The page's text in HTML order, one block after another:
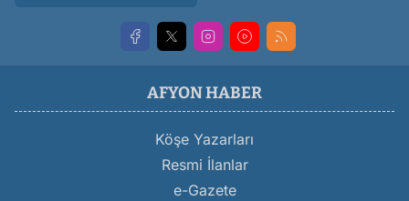
AFYON HABER
Köşe Yazarları
Resmi İlanlar
e-Gazete